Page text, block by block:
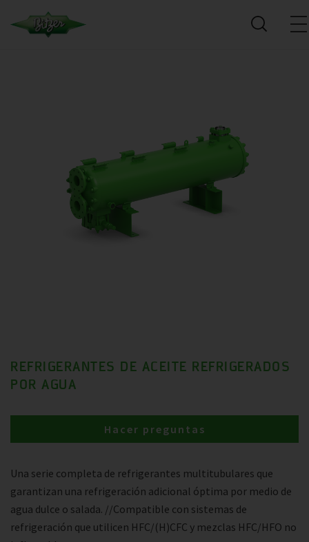
REFRIGERANTES DE ACEITE REFRIGERADOS
POR AGUA
Una serie completa de refrigerantes multitubulares que
garantizan una refrigeración adicional óptima por medio de
agua dulce o salada. //Compatible con sistemas de
refrigeración que utilicen HFC/(H)CFC y mezclas HFC/HFO no
Hacer preguntas